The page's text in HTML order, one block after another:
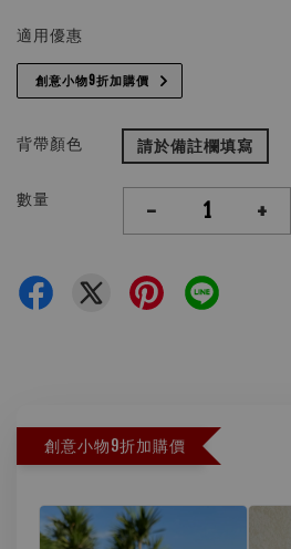
適用優惠
創意小物9折加購價
背帶顏色 請於備註欄填寫
數量 - +
創意小物9折加購價